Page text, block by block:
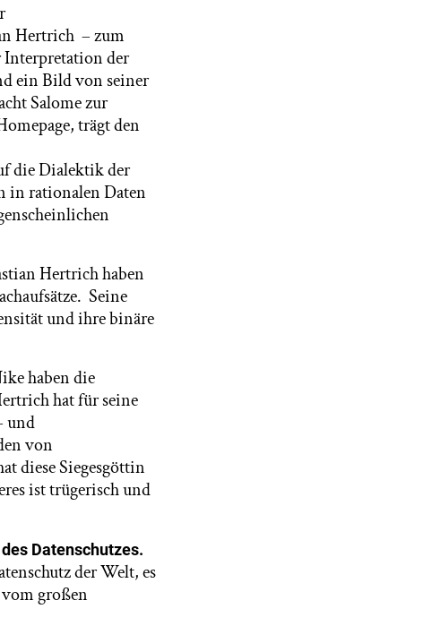
Hertrich – zum
Interpretation der
ein Bild von seiner
Salome zur
trägt den
die Dialektik der
in rationalen Daten
Hertrich haben
Seine
und ihre binäre
haben die
hat für seine
und
von
diese Siegesgöttin
ist trügerisch und
Datenschutzes.
der Welt, es
großen